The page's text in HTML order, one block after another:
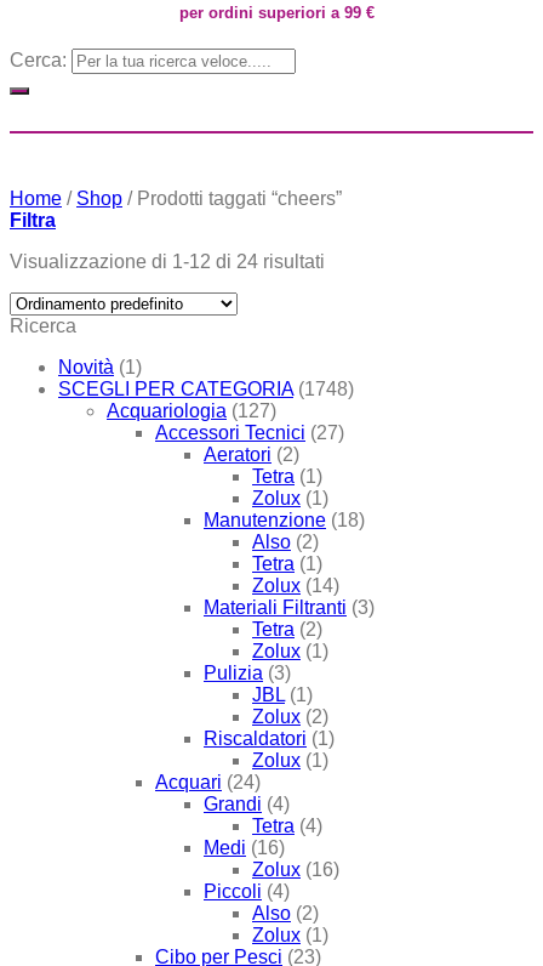
per ordini superiori a 99 €
Cerca:
Home / Shop /Prodotti taggati “cheers”
Filtra
Visualizzazione di 1-12 di 24 risultati
Ricerca
Novità (1)
SCEGLI PER CATEGORIA (1748)
Acquariologia (127)
Accessori Tecnici (27)
Aeratori (2)
Tetra (1)
Zolux (1)
Manutenzione (18)
Also (2)
Tetra (1)
Zolux (14)
Materiali Filtranti (3)
Tetra (2)
Zolux (1)
Pulizia (3)
JBL (1)
Zolux (2)
Riscaldatori (1)
Zolux (1)
Acquari (24)
Grandi (4)
Tetra (4)
Medi (16)
Zolux (16)
Piccoli (4)
Also (2)
Zolux (1)
Cibo per Pesci (23)